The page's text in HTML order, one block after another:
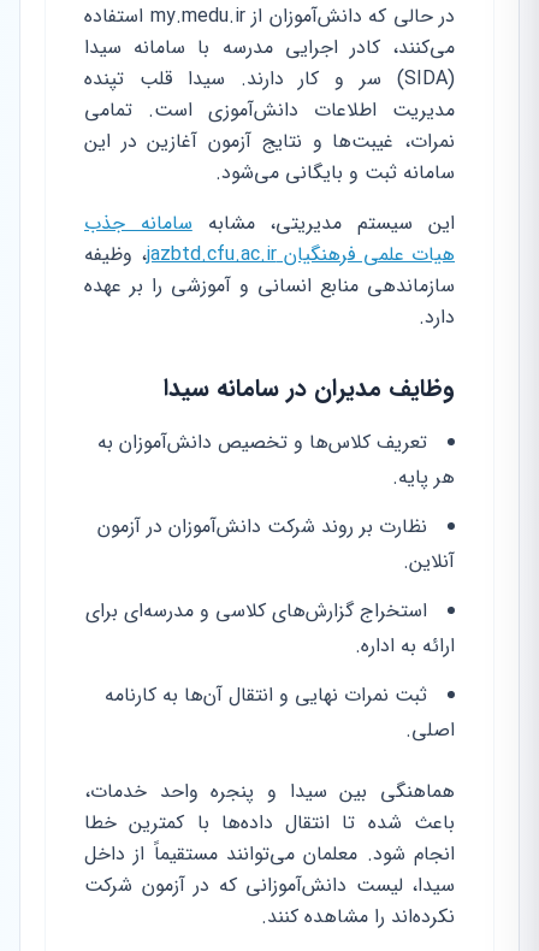
در حالی که دانش‌آموزان از my.medu.ir استفاده
می‌کنند، کادر اجرایی مدرسه با سامانه سیدا
(SIDA) سر و کار دارند. سیدا قلب تپنده
مدیریت اطلاعات دانش‌آموزی است. تمامی
نمرات، غیبت‌ها و نتایج آزمون آغازین در این
سامانه ثبت و بایگانی می‌شود.
این سیستم مدیریتی، مشابهسامانه جذب
هیات علمی فرهنگیان jazbtd.cfu.ac.ir
، وظیفه
سازماندهی منابع انسانی و آموزشی را بر عهده
دارد.
وظایف مدیران در سامانه سیدا
تعریف کلاس‌ها و تخصیص دانش‌آموزان به
هر پایه.
نظارت بر روند شرکت دانش‌آموزان در آزمون
آنلاین.
استخراج گزارش‌های کلاسی و مدرسه‌ای برای
ارائه به اداره.
ثبت نمرات نهایی و انتقال آن‌ها به کارنامه
اصلی.
هماهنگی بین سیدا و پنجره واحد خدمات،
باعث شده تا انتقال داده‌ها با کمترین خطا
انجام شود. معلمان می‌توانند مستقیماً از داخل
سیدا، لیست دانش‌آموزانی که در آزمون شرکت
نکرده‌اند را مشاهده کنند.